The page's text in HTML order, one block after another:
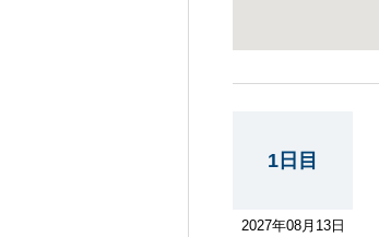
1日目
2027年08月13日